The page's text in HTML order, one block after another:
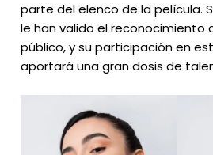
parte del elenco de la película.
le han valido el reconocimiento
público, y su participación en
aportará una gran dosis de